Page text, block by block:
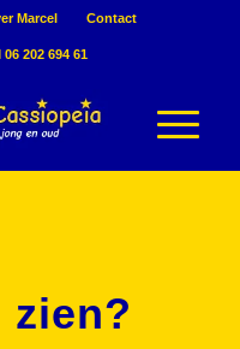
Marcel Contact
06 202 694 61